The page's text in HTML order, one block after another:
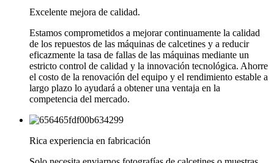
Excelente mejora de calidad.
Estamos comprometidos a mejorar continuamente la calidad
de los repuestos de las máquinas de calcetines y a reducir
eficazmente la tasa de fallas de las máquinas mediante un
estricto control de calidad y la innovación tecnológica. Ahorre
el costo de la renovación del equipo y el rendimiento estable a
largo plazo lo ayudará a obtener una ventaja en la
competencia del mercado.
Rica experiencia en fabricación